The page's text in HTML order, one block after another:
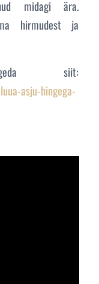
midagi ära.
hirmudest ja
siit:
asju-hingega-